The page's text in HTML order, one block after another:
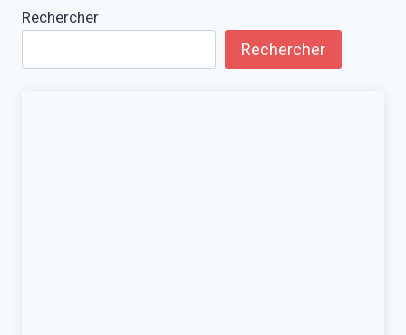
Rechercher
Rechercher